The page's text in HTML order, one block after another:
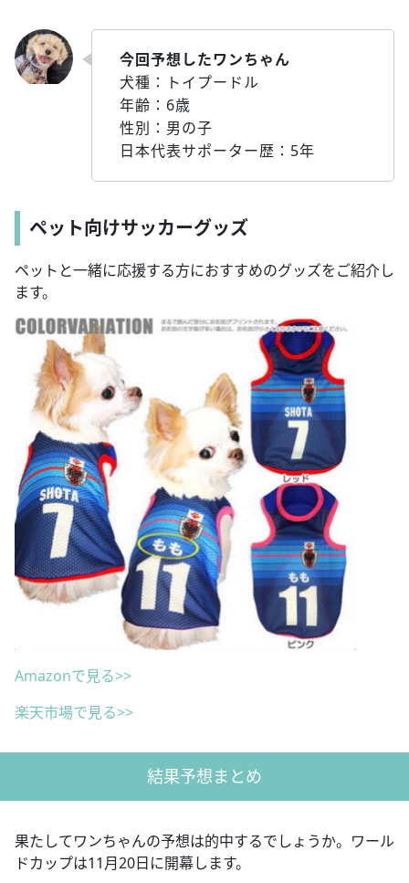
今回予想したワンちゃん
犬種：トイプードル
年齢：6歳
性別：男の子
日本代表サポーター歴：5年
ペット向けサッカーグッズ
ペットと一緒に応援する方におすすめのグッズをご紹介し
ます。
Amazonで見る>>
楽天市場で見る>>
結果予想まとめ
果たしてワンちゃんの予想は的中するでしょうか。ワール
ドカップは11月20日に開幕します。